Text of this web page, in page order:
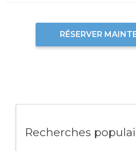
RÉSERVER
Recherches